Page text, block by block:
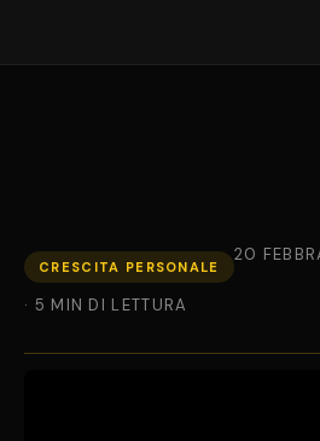
CRESCITA PERSONALE
20
· 5 MIN DI LETTURA